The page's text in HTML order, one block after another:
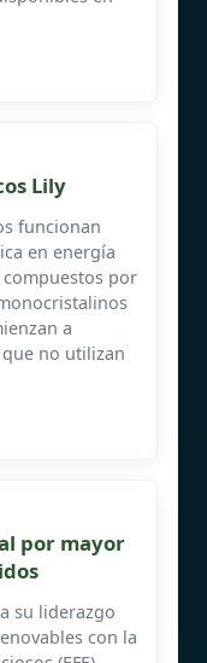
Lily
funcionan
en energía
por
a
no utilizan
por mayor
su liderazgo
con la